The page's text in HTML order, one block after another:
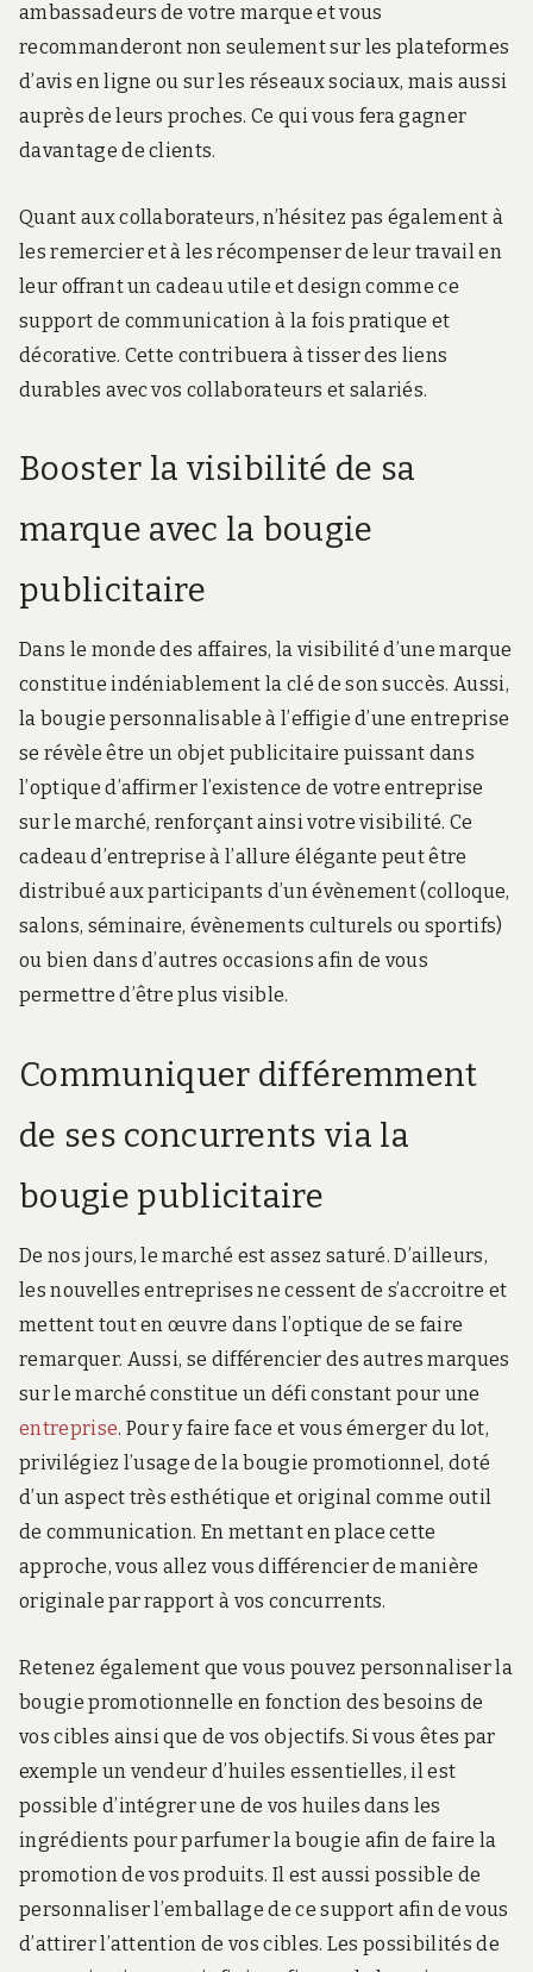
ambassadeurs de votre marque et vous
recommanderont non seulement sur les plateformes
d’avis en ligne ou sur les réseaux sociaux, mais aussi
auprès de leurs proches. Ce qui vous fera gagner
davantage de clients.
Quant aux collaborateurs, n’hésitez pas également à
les remercier et à les récompenser de leur travail en
leur offrant un cadeau utile et design comme ce
support de communication à la fois pratique et
décorative. Cette contribuera à tisser des liens
durables avec vos collaborateurs et salariés.
Booster la visibilité de sa
marque avec la bougie
publicitaire
Dans le monde des affaires, la visibilité d’une marque
constitue indéniablement la clé de son succès. Aussi,
la bougie personnalisable à l’effigie d’une entreprise
se révèle être un objet publicitaire puissant dans
l’optique d’affirmer l’existence de votre entreprise
sur le marché, renforçant ainsi votre visibilité. Ce
cadeau d’entreprise à l’allure élégante peut être
distribué aux participants d’un évènement (colloque,
salons, séminaire, évènements culturels ou sportifs)
ou bien dans d’autres occasions afin de vous
permettre d’être plus visible.
Communiquer différemment
de ses concurrents via la
bougie publicitaire
De nos jours, le marché est assez saturé. D’ailleurs,
les nouvelles entreprises ne cessent de s’accroitre et
mettent tout en œuvre dans l’optique de se faire
remarquer. Aussi, se différencier des autres marques
sur le marché constitue un défi constant pour une
entreprise. Pour y faire face et vous émerger du lot,
privilégiez l’usage de la bougie promotionnel, doté
d’un aspect très esthétique et original comme outil
de communication. En mettant en place cette
approche, vous allez vous différencier de manière
originale par rapport à vos concurrents.
Retenez également que vous pouvez personnaliser la
bougie promotionnelle en fonction des besoins de
vos cibles ainsi que de vos objectifs. Si vous êtes par
exemple un vendeur d’huiles essentielles, il est
possible d’intégrer une de vos huiles dans les
ingrédients pour parfumer la bougie afin de faire la
promotion de vos produits. Il est aussi possible de
personnaliser l’emballage de ce support afin de vous
d’attirer l’attention de vos cibles. Les possibilités de